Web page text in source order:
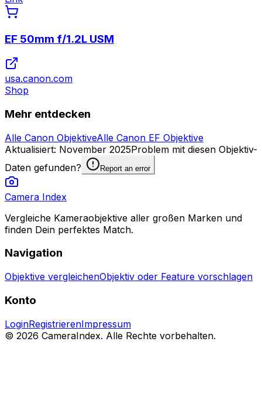
EF 50mm f/1.2L USM
usa.canon.com
Shop
Mehr entdecken
Alle Canon ObjektiveAlle Canon EF Objektive
Aktualisiert: November 2025Problem mit diesen Objektiv-
Daten gefunden?
Report an error
Camera Index
Vergleiche Kameraobjektive aller großen Marken und
finden Dein perfektes Match.
Navigation
Objektive vergleichenObjektiv oder Feature vorschlagen
Konto
LoginRegistrierenImpressum
© 2026 CameraIndex. Alle Rechte vorbehalten.